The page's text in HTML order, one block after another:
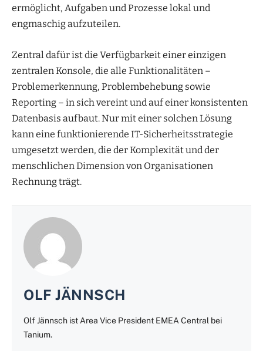
ermöglicht, Aufgaben und Prozesse lokal und
engmaschig aufzuteilen.
Zentral dafür ist die Verfügbarkeit einer einzigen
zentralen Konsole, die alle Funktionalitäten –
Problemerkennung, Problembehebung sowie
Reporting – in sich vereint und auf einer konsistenten
Datenbasis aufbaut. Nur mit einer solchen Lösung
kann eine funktionierende IT-Sicherheitsstrategie
umgesetzt werden, die der Komplexität und der
menschlichen Dimension von Organisationen
Rechnung trägt.
OLF JÄNNSCH
Olf Jännsch ist Area Vice President EMEA Central bei
Tanium.